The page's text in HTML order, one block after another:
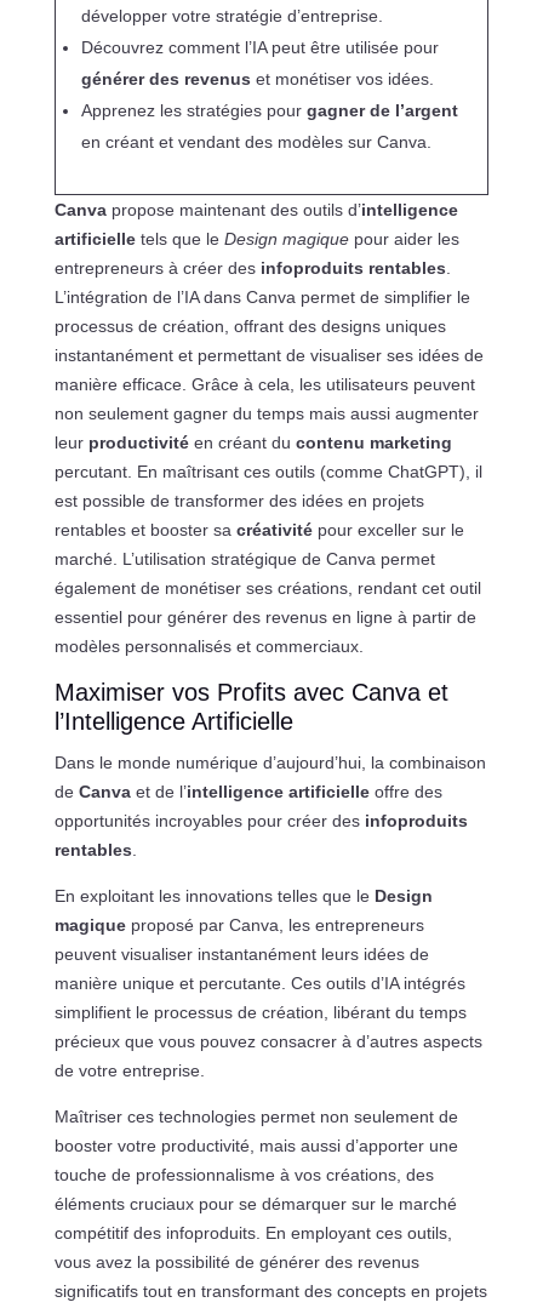
développer votre stratégie d’entreprise.
Découvrez comment l’IA peut être utilisée pour
générer des revenus et monétiser vos idées.
Apprenez les stratégies pour gagner de l’argent
en créant et vendant des modèles sur Canva.
Canvapropose maintenant des outils d’intelligence
artificielletels que le Design magiquepour aider les
entrepreneurs à créer des infoproduits rentables
L’intégration de l’IA dans Canva permet de simplifier le
processus de création, offrant des designs uniques
instantanément et permettant de visualiser ses idées de
manière efficace. Grâce à cela, les utilisateurs peuvent
non seulement gagner du temps mais aussi augmenter
leur productivitéen créant du contenu marketing
percutant. En maîtrisant ces outils (comme ChatGPT), il
est possible de transformer des idées en projets
rentables et booster sa créativitépour exceller sur le
marché. L’utilisation stratégique de Canva permet
également de monétiser ses créations, rendant cet outil
essentiel pour générer des revenus en ligne à partir de
modèles personnalisés et commerciaux.
Maximiser vos Profits avec Canva et
l’Intelligence Artificielle
Dans le monde numérique d’aujourd’hui, la combinaison
de Canvaet de l’intelligence artificielleoffre des
opportunités incroyables pour créer des infoproduits
rentables
En exploitant les innovations telles que le Design
magiqueproposé par Canva, les entrepreneurs
peuvent visualiser instantanément leurs idées de
manière unique et percutante. Ces outils d’IA intégrés
simplifient le processus de création, libérant du temps
précieux que vous pouvez consacrer à d’autres aspects
de votre entreprise.
Maîtriser ces technologies permet non seulement de
booster votre productivité, mais aussi d’apporter une
touche de professionnalisme à vos créations, des
éléments cruciaux pour se démarquer sur le marché
compétitif des infoproduits. En employant ces outils,
vous avez la possibilité de générer des revenus
significatifs tout en transformant des concepts en projets